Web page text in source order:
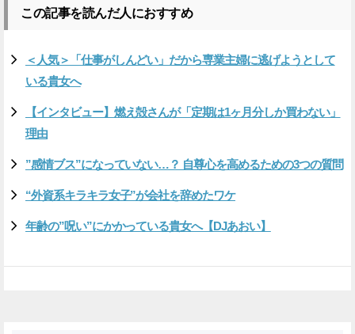
この記事を読んだ人におすすめ
＜人気＞「仕事がしんどい」だから専業主婦に逃げようとして
いる貴女へ
【インタビュー】燃え殻さんが「定期は1ヶ月分しか買わない」
理由
”感情ブス”になっていない…？ 自尊心を高めるための3つの質問
“外資系キラキラ女子”が会社を辞めたワケ
年齢の”呪い”にかかっている貴女へ【DJあおい】